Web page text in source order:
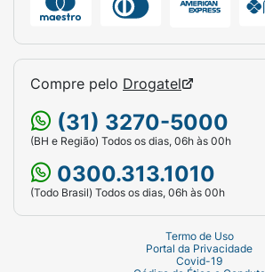
Compre pelo Drogatel
(31) 3270-5000
(BH e Região) Todos os dias, 06h às 00h
0300.313.1010
(Todo Brasil) Todos os dias, 06h às 00h
Termo de Uso
Portal da Privacidade
Covid-19